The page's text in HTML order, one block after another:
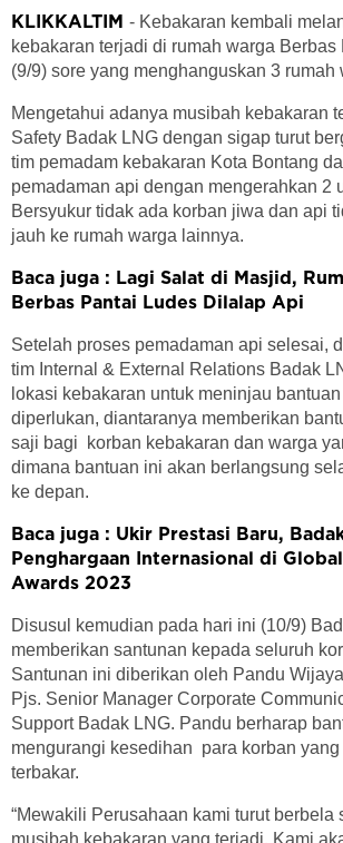
KLIKKALTIM - Kebakaran kembali
kebakaran terjadi di rumah warga Berbas
(9/9) sore yang menghanguskan 3 rumah
Mengetahui adanya musibah kebakaran
Safety Badak LNG dengan sigap turut
tim pemadam kebakaran Kota Bontang
pemadaman api dengan mengerahkan 2
Bersyukur tidak ada korban jiwa dan api
jauh ke rumah warga lainnya.
Baca juga : Lagi Salat di Masjid,
Berbas Pantai Ludes Dilalap Api
Setelah proses pemadaman api selesai,
tim Internal & External Relations Badak
lokasi kebakaran untuk meninjau
diperlukan, diantaranya memberikan
saji bagi korban kebakaran dan warga
dimana bantuan ini akan berlangsung
ke depan.
Baca juga : Ukir Prestasi Baru,
Penghargaan Internasional di Global
Awards 2023
Disusul kemudian pada hari ini (10/9)
memberikan santunan kepada seluruh
Santunan ini diberikan oleh Pandu
Pjs. Senior Manager Corporate
Support Badak LNG. Pandu berharap
mengurangi kesedihan para korban
terbakar.
“Mewakili Perusahaan kami turut berbela
musibah kebakaran yang terjadi. Kami